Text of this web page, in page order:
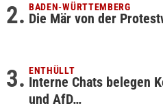
BADEN-WÜRTTEMBERG
Die Mär von der
ENTHÜLLT
Interne Chats belegen
und AfD…